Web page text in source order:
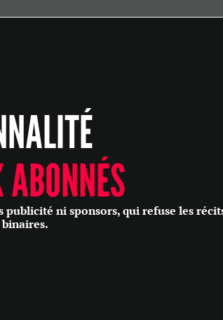
SANTÉ
PHILOSOPHIE
CULTURE
SOCIÉTÉ
publicité ni sponsors, qui refuse les